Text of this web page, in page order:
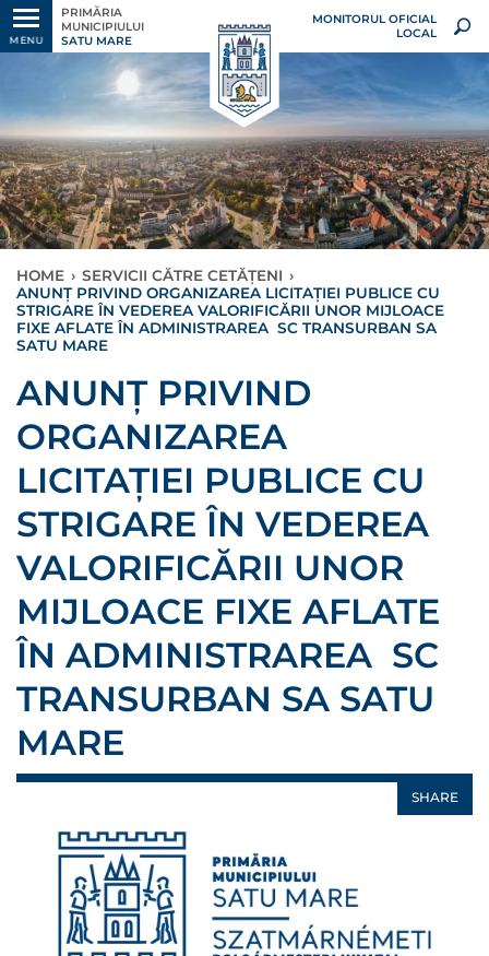
MENU
PRIMĂRIA
MUNICIPIULUI
SATU MARE
MONITORUL OFICIAL
LOCAL
HOME › SERVICII CĂTRE CETĂȚENI ›
ANUNȚ PRIVIND ORGANIZAREA LICITAȚIEI PUBLICE CU
STRIGARE ÎN VEDEREA VALORIFICĂRII UNOR MIJLOACE
FIXE AFLATE ÎN ADMINISTRAREA SC TRANSURBAN SA
SATU MARE
ANUNȚ PRIVIND
ORGANIZAREA
LICITAȚIEI PUBLICE CU
STRIGARE ÎN VEDEREA
VALORIFICĂRII UNOR
MIJLOACE FIXE AFLATE
ÎN ADMINISTRAREA SC
TRANSURBAN SA SATU
MARE
SHARE